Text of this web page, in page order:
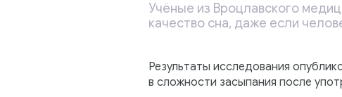
Учёные из Вроцлавского
качество сна, даже если
Результаты исследования
в сложности засыпания после